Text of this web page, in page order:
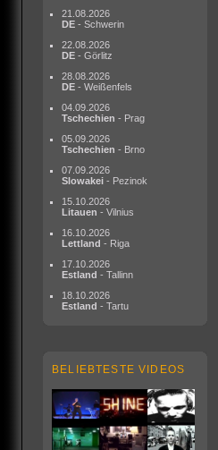
21.08.2026
DE - Schwerin
22.08.2026
DE - Görlitz
28.08.2026
DE - Weißenfels
04.09.2026
Tschechien - Prag
05.09.2026
Tschechien - Brno
07.09.2026
Slowakei - Pezinok
15.10.2026
Litauen - Vilnius
16.10.2026
Lettland - Riga
17.10.2026
Estland - Tallinn
18.10.2026
Estland - Tartu
BELIEBTESTE VIDEOS